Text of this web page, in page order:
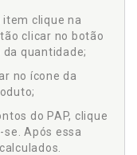
clique na
clicar no botão
quantidade;
no ícone da
do PAP, clique
Após essa